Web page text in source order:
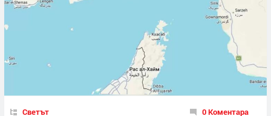
Светът 0 Коментара